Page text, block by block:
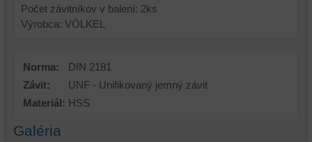
Počet závitníkov v balení: 2ks
Výrobca: VÖLKEL
Norma:
DIN 2181
Závit:
UNF - Unifikovaný jemný závit
Materiál: HSS
Galéria